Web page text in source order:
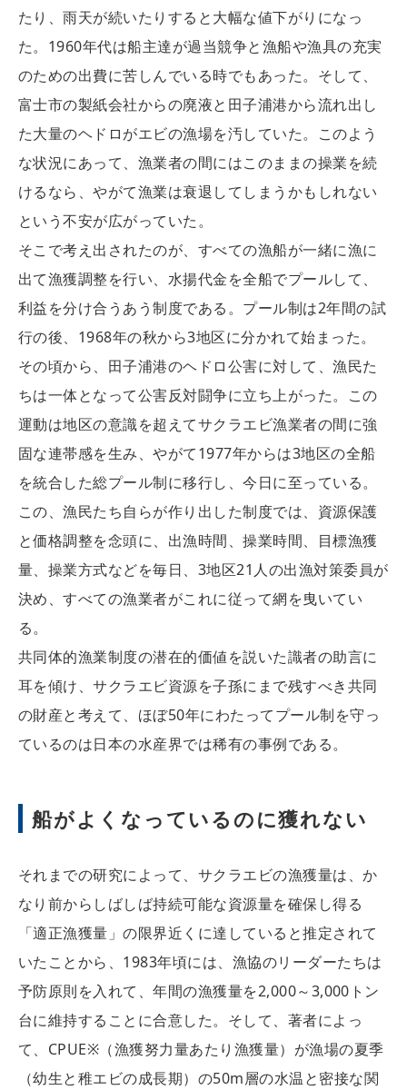
たり、雨天が続いたりすると大幅な値下がりになっ
た。1960年代は船主達が過当競争と漁船や漁具の充実
のための出費に苦しんでいる時でもあった。そして、
富士市の製紙会社からの廃液と田子浦港から流れ出し
た大量のヘドロがエビの漁場を汚していた。このよう
な状況にあって、漁業者の間にはこのままの操業を続
けるなら、やがて漁業は衰退してしまうかもしれない
という不安が広がっていた。
そこで考え出されたのが、すべての漁船が一緒に漁に
出て漁獲調整を行い、水揚代金を全船でプールして、
利益を分け合うあう制度である。プール制は2年間の試
行の後、1968年の秋から3地区に分かれて始まった。
その頃から、田子浦港のヘドロ公害に対して、漁民た
ちは一体となって公害反対闘争に立ち上がった。この
運動は地区の意識を超えてサクラエビ漁業者の間に強
固な連帯感を生み、やがて1977年からは3地区の全船
を統合した総プール制に移行し、今日に至っている。
この、漁民たち自らが作り出した制度では、資源保護
と価格調整を念頭に、出漁時間、操業時間、目標漁獲
量、操業方式などを毎日、3地区21人の出漁対策委員が
決め、すべての漁業者がこれに従って網を曳いてい
る。
共同体的漁業制度の潜在的価値を説いた識者の助言に
耳を傾け、サクラエビ資源を子孫にまで残すべき共同
の財産と考えて、ほぼ50年にわたってプール制を守っ
ているのは日本の水産界では稀有の事例である。
船がよくなっているのに獲れない
それまでの研究によって、サクラエビの漁獲量は、か
なり前からしばしば持続可能な資源量を確保し得る
「適正漁獲量」の限界近くに達していると推定されて
いたことから、1983年頃には、漁協のリーダーたちは
予防原則を入れて、年間の漁獲量を2,000～3,000トン
台に維持することに合意した。そして、著者によっ
て、CPUE※（漁獲努力量あたり漁獲量）が漁場の夏季
（幼生と稚エビの成長期）の50m層の水温と密接な関